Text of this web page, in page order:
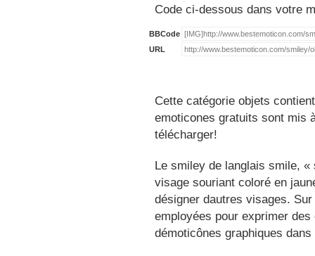
Code ci-dessous dans votre
BBCode
URL
Cette catégorie objets
emoticones gratuits sont mis
télécharger!
Le smiley de langlais smile,
visage souriant coloré en
désigner dautres visages.
employées pour exprimer
démoticônes graphiques